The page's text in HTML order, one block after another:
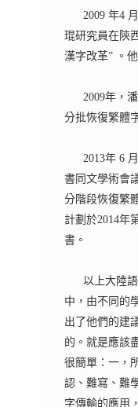
2009 年4 月
琨研究員在陝
漢字改革” 。
2009年，
分批恢復繁體
2013年 6 月
書同文學術會
分階段恢復繁
計劃於2014年
書。
以上大陸
中，由不同的
出了他們的建
的。就是應該
很簡單：一，
認、難寫、難
字傳輸的應用